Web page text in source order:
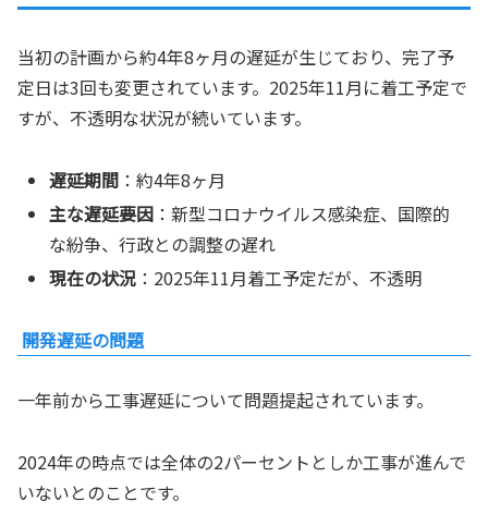
当初の計画から約4年8ヶ月の遅延が生じており、完了予
定日は3回も変更されています。2025年11月に着工予定で
すが、不透明な状況が続いています。
遅延期間 ：約4年8ヶ月
主な遅延要因 ：新型コロナウイルス感染症、国際的
な紛争、行政との調整の遅れ
現在の状況 ：2025年11月着工予定だが、不透明
開発遅延の問題
一年前から工事遅延について問題提起されています。
2024年の時点では全体の2パーセントとしか工事が進んで
いないとのことです。